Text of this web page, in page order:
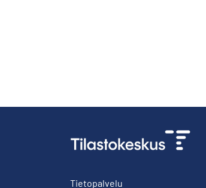
Tietopalvelu